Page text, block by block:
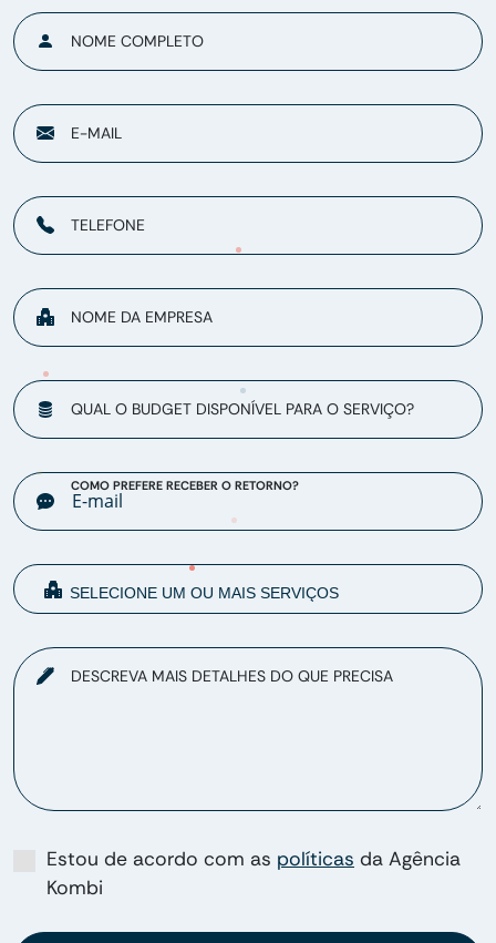
NOME COMPLETO
E-MAIL
TELEFONE
NOME DA EMPRESA
QUAL O BUDGET DISPONÍVEL PARA O SERVIÇO?
COMO PREFERE RECEBER O RETORNO?
DESCREVA MAIS DETALHES DO QUE PRECISA
Estou de acordo com as políticas da Agência
Kombi